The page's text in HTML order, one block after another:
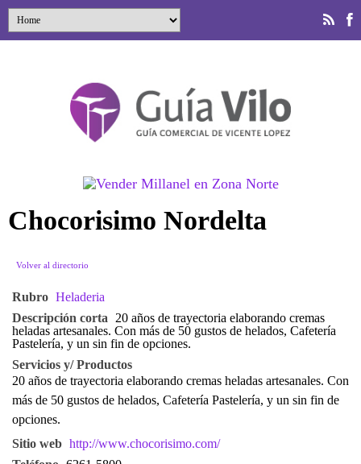
Chocorisimo Nordelta
Volver al directorio
Rubro Heladeria
Descripción corta 20 años de trayectoria elaborando cremas
heladas artesanales. Con más de 50 gustos de helados, Cafetería
Pastelería, y un sin fin de opciones.
Servicios y/ Productos
20 años de trayectoria elaborando cremas heladas artesanales. Con
más de 50 gustos de helados, Cafetería Pastelería, y un sin fin de
opciones.
Sitio web http://www.chocorisimo.com/